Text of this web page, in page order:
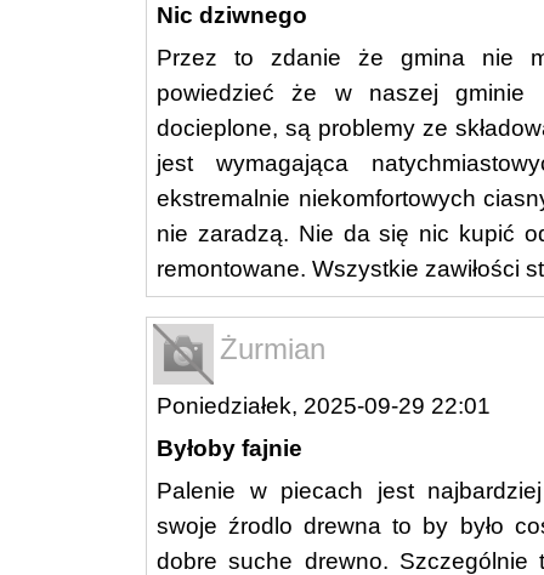
Nic dziwnego
Przez to zdanie że gmina nie
powiedzieć że w naszej gminie
docieplone, są problemy ze
jest wymagająca
ekstremalnie niekomfortowych
nie zaradzą. Nie da się nic kupić
remontowane. Wszystkie zawiłości
Żurmian
Poniedziałek, 2025-09-29 22:01
Byłoby fajnie
Palenie w piecach jest
swoje źrodlo drewna to by było
dobre suche drewno.